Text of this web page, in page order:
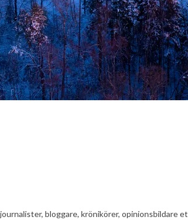
bloggare, krönikörer,